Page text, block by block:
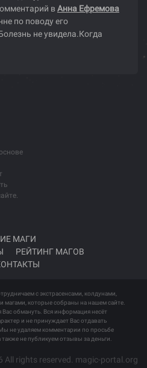
в Анна Ефремова
по поводу его
не увидела.Когда
МАГИ
РЕЙТИНГ МАГОВ
All rights reserved. magic-portal.org
с экстрасенсами, колдунами,
магами, которые собраны на нашем сайте.
обмануть. Вся информация несёт
и не принуждает Вас отдавать
не удаляем комментарии по просьбе
также не публикуем отзывы за деньги.